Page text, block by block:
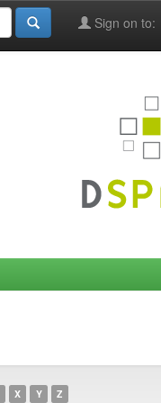
Sign on to:
X Y Z